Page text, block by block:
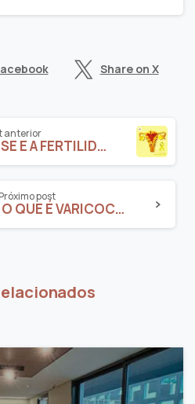
Share on X
anterior
ENDOMETRIOSE E A FERTILIDADE FEMININA
post
VOCÊ SABE O QUE É VARICOCELE?